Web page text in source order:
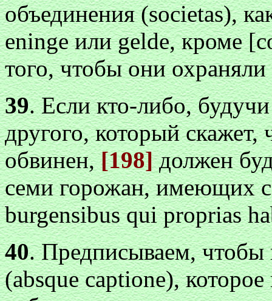
объединения (societas),
eninge или gelde, кроме
того, чтобы они
39. Если кто-либо,
другого, который скажет,
обвинен,[198]должен
семи горожан, имеющих
burgensibus qui proprias
40. Предписываем, чтобы
(absque captione),